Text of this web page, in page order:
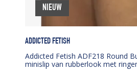
ADDICTED FETISH
Addicted Fetish ADF218 Round
minislip van rubberlook met
NIEUW